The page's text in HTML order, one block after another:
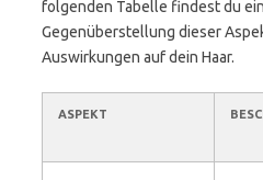
folgenden Tabelle findest du
Gegenüberstellung dieser
Auswirkungen auf dein Haar.
ASPEKT